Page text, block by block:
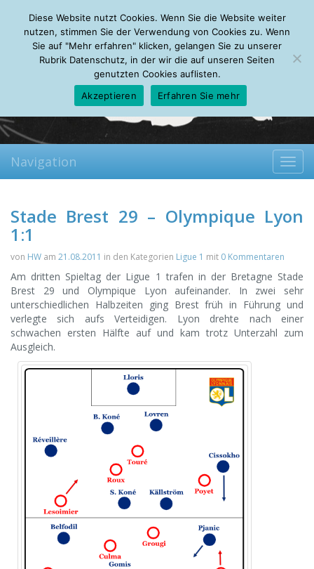
Sunday, 09.08.2026
Mein Account
About Autoren Leseempfehlungen FAQ
Navigation
Stade Brest 29 – Olympique Lyon
1:1
von HW am 21.08.2011 in den Kategorien Ligue 1 mit 0 Kommentaren
Am dritten Spieltag der Ligue 1 trafen in der Bretagne Stade
Brest 29 und Olympique Lyon aufeinander. In zwei sehr
unterschiedlichen Halbzeiten ging Brest früh in Führung und
verlegte sich aufs Verteidigen. Lyon drehte nach einer
schwachen ersten Hälfte auf und kam trotz Unterzahl zum
Ausgleich.
Diese Website nutzt Cookies. Wenn Sie die Website weiter
nutzen, stimmen Sie der Verwendung von Cookies zu. Wenn
Sie auf "Mehr erfahren" klicken, gelangen Sie zu unserer
Rubrik Datenschutz, in der wir die auf unseren Seiten
genutzten Cookies auflisten.
Akzeptieren
Erfahren Sie mehr